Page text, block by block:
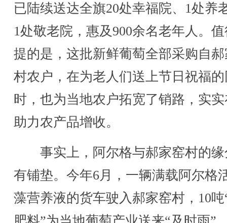
已陆续送达全旗20处幸福院、1处养
1处敬老院，惠及900余名老年人。
提的是，这批新鲜葡萄全部采购自
村农户，在为老人们送上节日祝福
时，也为当地农户拓宽了销路，实
助力农产品增收。
事实上，阿尔格与郝家窑村的缘
有铺垫。今年6月，一辆满载阿尔格
藻营养液的货车驶入郝家窑村，10吨